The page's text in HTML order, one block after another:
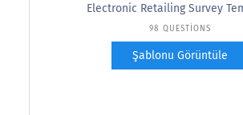
Electronic Retailing Survey
98 QUESTIONS
Şablonu Görüntüle